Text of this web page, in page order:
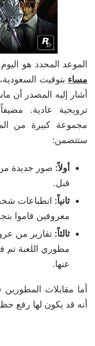
الموعد المحدد هو اليوم الأربعاء 10
مساء بتوقيت السعودية،
أشار إليه المصدر أن
ترويجية عادية.
مجموعة كبيرة من
ستتضمن:
أولاً: صور جديدة
قبل.
ثانياً: انطباعات
معروفين قاموا
ثالثاً: تقارير من
مطوري اللعبة تم
عنها.
أنه قد يكون لها رفع